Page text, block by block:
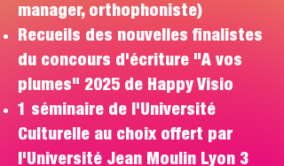
manager, orthophoniste)
Recueils des nouvelles finalistes
du concours d'écriture "A vos
plumes" 2025 de Happy Visio
1 séminaire de l'Université
Culturelle au choix offert par
l'Université Jean Moulin Lyon 3